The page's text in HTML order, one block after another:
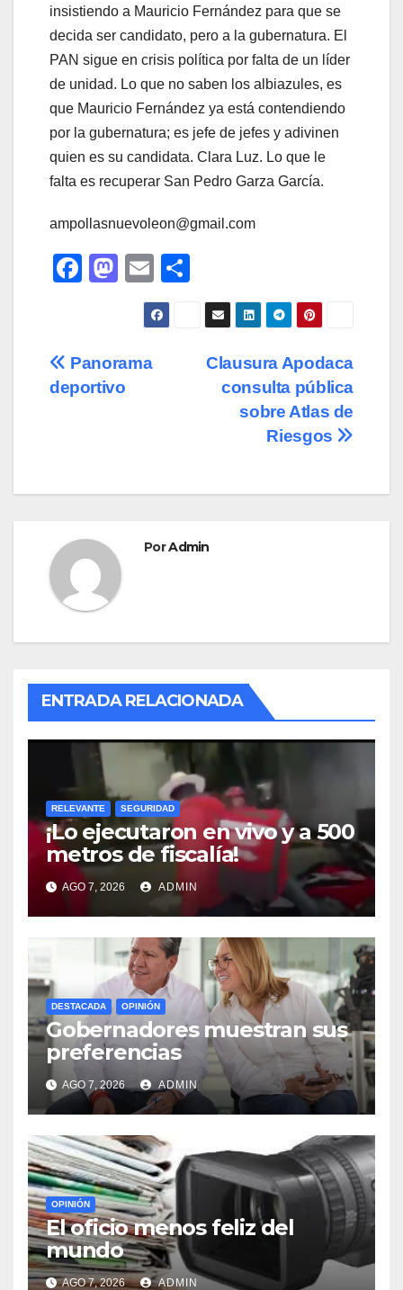
insistiendo a Mauricio Fernández para que se
decida ser candidato, pero a la gubernatura. El
PAN sigue en crisis política por falta de un líder
de unidad. Lo que no saben los albiazules, es
que Mauricio Fernández ya está contendiendo
por la gubernatura; es jefe de jefes y adivinen
quien es su candidata. Clara Luz. Lo que le
falta es recuperar San Pedro Garza García.
ampollasnuevoleon@gmail.com
F
e
b
M
o
d
E
m
ail
o
m
Navegación
de
Clausura Apodaca
consulta pública
sobre Atlas de
Riesgos
Panorama
deportivo
PorAdmin
ENTRADA RELACIONADA
RELEVANTE SEGURIDAD
¡Lo ejecutaron en vivo y a 500
metros de fiscalía!
AGO 7, 2026 ADMIN
DESTACADA OPINIÓN
Gobernadores muestran sus
preferencias
AGO 7, 2026 ADMIN
OPINIÓN
El oficio menos feliz del
mundo
AGO 7, 2026 ADMIN